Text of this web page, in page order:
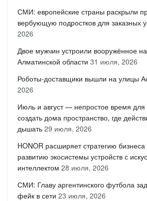
СМИ: европейские страны раскрыли
вербующую подростков для заказных
2026
Двое мужчин устроили вооружённое
Алматинской области 31 июля, 2026
Роботы-доставщики вышли на улицы
2026
Июль и август — непростое время для
создать дома пространство, где
дышать 29 июля, 2026
HONOR расширяет стратегию
развитию экосистемы устройств с
интеллектом 28 июля, 2026
СМИ: Главу аргентинского футбола
фейк в сети 23 июля, 2026